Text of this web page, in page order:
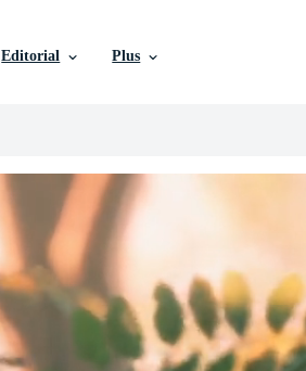
Editorial Plus